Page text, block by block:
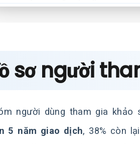
sơ người
người dùng tham gia khảo
5 năm giao dịch, 38% còn